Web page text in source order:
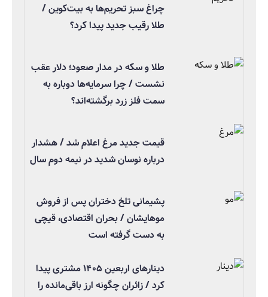
چراغ سبز تحریم‌ها به بیت‌کوین /
طلا رقیب جدید پیدا کرد؟
طلا و سکه در مدار صعود؛ دلار عقب
نشست / چرا سرمایه‌ها دوباره به
سمت فلز زرد برگشته‌اند؟
قیمت جدید مرغ اعلام شد / هشدار
درباره نوسان شدید در نیمه دوم سال
پشیمانی تلخ دختران پس از فروش
موهایشان / بحران اقتصادی، قیچی
به دست گرفته است
دینارهای اربعین ۱۴۰۵ مشتری پیدا
کرد / زائران چگونه ارز باقی‌مانده را